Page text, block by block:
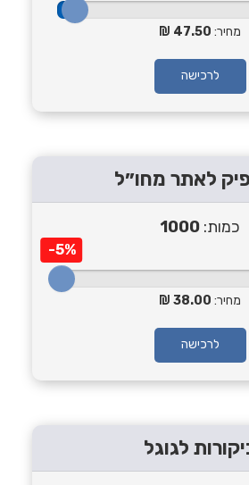
מחיר: 47.50
לרכישה
לאתר מחו״ל
כמות: 1000
-5%
מחיר: 38.00
לרכישה
לגוגל